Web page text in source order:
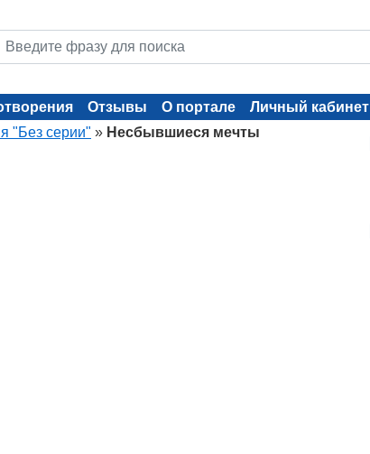
Отзывы О портале
Личный кабинет
"Без серии" » Несбывшиеся мечты